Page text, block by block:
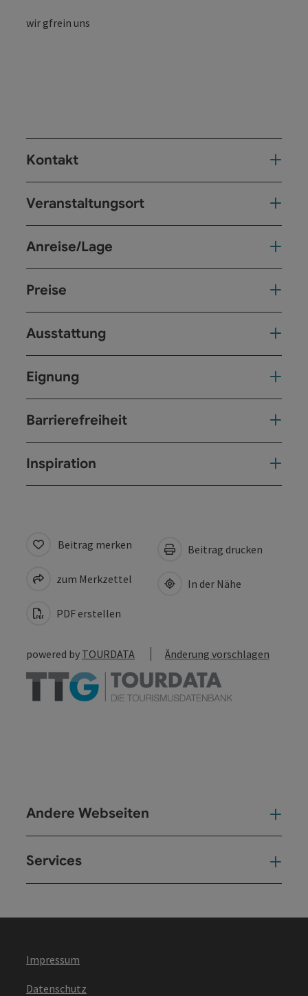
wir gfrein uns
Kontakt
Veranstaltungsort
Anreise/Lage
Preise
Ausstattung
Eignung
Barrierefreiheit
Inspiration
Beitrag merken
zum Merkzettel
PDF erstellen
Beitrag drucken
In der Nähe
powered by TOURDATA Änderung vorschlagen
Andere Webseiten
Services
Impressum
Datenschutz